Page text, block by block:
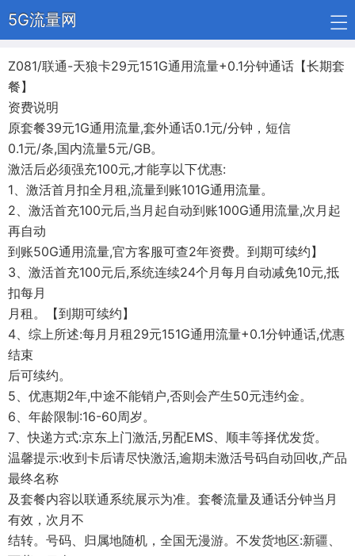
5G流量网
Z081/联通-天狼卡29元151G通用流量+0.1分钟通话【长期套
餐】
资费说明
原套餐39元1G通用流量,套外通话0.1元/分钟，短信
0.1元/条,国内流量5元/GB。
激活后必须强充100元,才能享以下优惠:
1、激活首月扣全月租,流量到账101G通用流量。
2、激活首充100元后,当月起自动到账100G通用流量,次月起
再自动
到账50G通用流量,官方客服可查2年资费。到期可续约】
3、激活首充100元后,系统连续24个月每月自动减免10元,抵
扣每月
月租。【到期可续约】
4、综上所述:每月月租29元151G通用流量+0.1分钟通话,优惠
结束
后可续约。
5、优惠期2年,中途不能销户,否则会产生50元违约金。
6、年龄限制:16-60周岁。
7、快递方式:京东上门激活,另配EMS、顺丰等择优发货。
温馨提示:收到卡后请尽快激活,逾期未激活号码自动回收,产品
最终名称
及套餐内容以联通系统展示为准。套餐流量及通话分钟当月
有效，次月不
结转。号码、归属地随机，全国无漫游。不发货地区:新疆、